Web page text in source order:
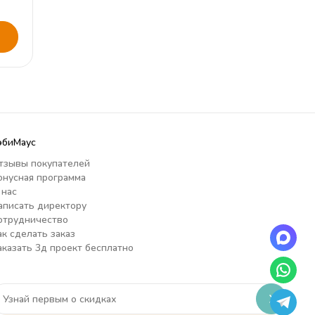
покупателей
программа
директору
сделать заказ
3д проект бесплатно